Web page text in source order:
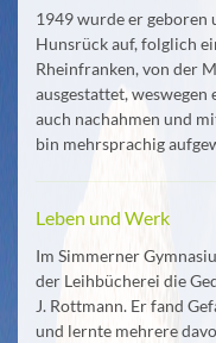
1949 wurde er geboren
Hunsrück auf, folglich
Rheinfranken, von der
ausgestattet,
auch nachahmen und
bin mehrsprachig
Leben und Werk
Im Simmerner
der Leihbücherei die
J. Rottmann. Er fand
und lernte mehrere